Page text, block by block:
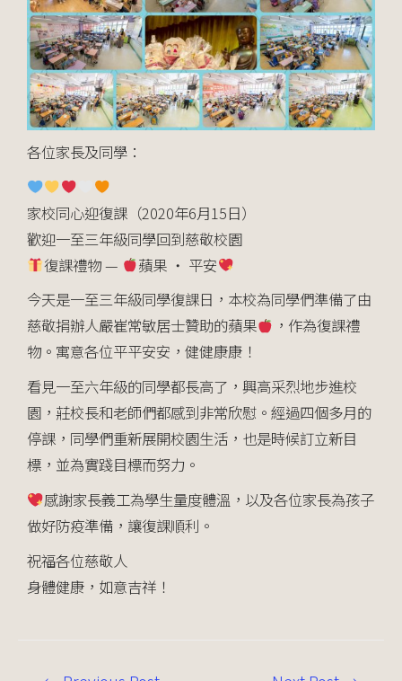
各位家長及同學：
家校同心迎復課（2020年6月15日）
歡迎一至三年級同學回到慈敬校園
復課禮物 —
蘋果 ‧ 平安
今天是一至三年級同學復課日，本校為同學們準備了由
慈敬捐辦人嚴崔常敏居士贊助的蘋果
，作為復課禮
物。寓意各位平平安安，健健康康！
看見一至六年級的同學都長高了，興高采烈地步進校
園，莊校長和老師們都感到非常欣慰。經過四個多月的
停課，同學們重新展開校園生活，也是時候訂立新目
標，並為實踐目標而努力。
感謝家長義工為學生量度體溫，以及各位家長為孩子
做好防疫準備，讓復課順利。
祝福各位慈敬人
身體健康，如意吉祥！